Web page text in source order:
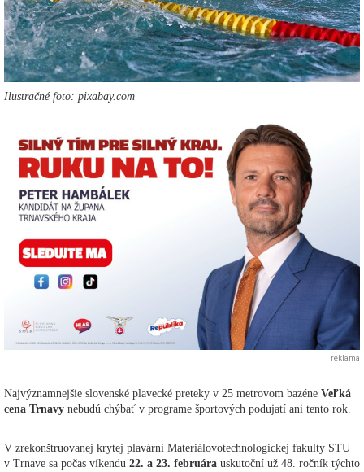
Ilustračné foto: pixabay.com
reklama
Najvýznamnejšie slovenské plavecké preteky v 25 metrovom bazéne Veľká
cena Trnavy nebudú chýbať v programe športových podujatí ani tento rok.
V zrekonštruovanej krytej plavárni Materiálovotechnologickej fakulty STU
v Trnave sa počas víkendu 22. a 23. februára uskutoční už 48. ročník týchto